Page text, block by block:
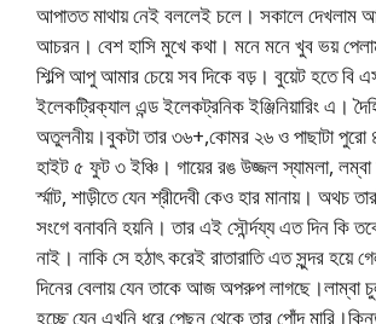
আপাতত মাথায় নেই বললেই চলে। সকালে দেখলাম
আচরন। বেশ হাসি মুখে কথা। মনে মনে খুব ভয়
শিল্পি আপু আমার চেয়ে সব দিকে বড়। বুয়েট হতে বি
ইলেকট্রিক্যাল এন্ড ইলেকট্রনিক ইঞ্জিনিয়ারিং এ।
অতুলনীয়।বুকটা তার ৩৬+,কোমর ২৬ ও পাছাটা
হাইট ৫ ফুট ৩ ইঞ্চি। গায়ের রঙ উজ্জল স্যামলা,
র্স্মাট, শাড়ীতে যেন শ্রীদেবী কেও হার মানায়। অথচ
সংগে বনাবনি হয়নি। তার এই সৌর্ন্দয্য এত দিন কি
নাই। নাকি সে হঠাৎ করেই রাতারাতি এত সুন্দর হয়ে
দিনের বেলায় যেন তাকে আজ অপরুপ লাগছে।লাম্বা
হচ্ছে যেন এখনি ধরে পেছন থেকে তার পোঁদ